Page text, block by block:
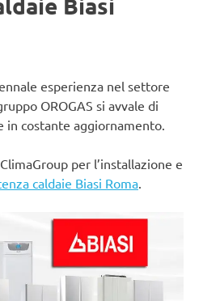
esperienza nel settore
OROGAS si avvale di
in costante aggiornamento.
per l’installazione e
caldaie Biasi Roma.